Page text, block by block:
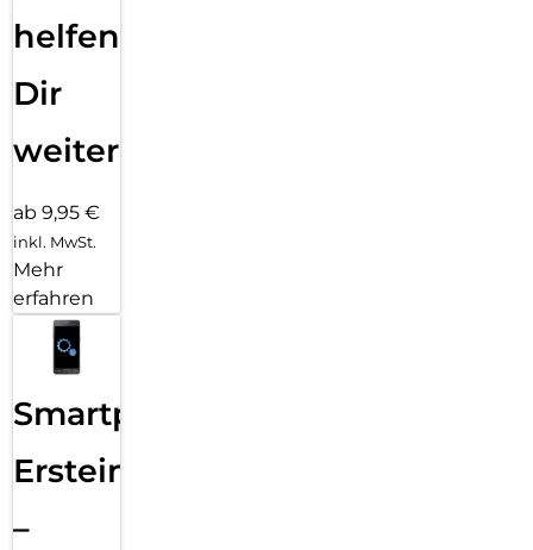
helfen
Dir
weiter
ab 9,95 €
inkl. MwSt.
Mehr
erfahren
Smartphone
Ersteinrichtung
–